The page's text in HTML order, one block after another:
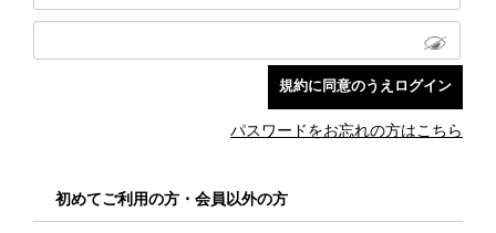
パスワードをお忘れの方はこちら
初めてご利用の方・会員以外の方